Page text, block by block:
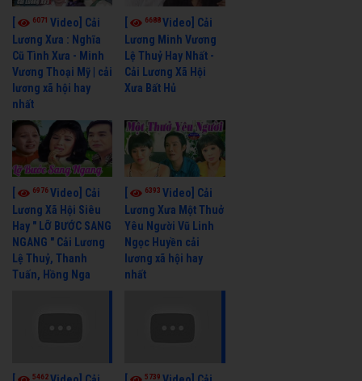
6071 Video] Cải
Lương Xưa : Nghĩa
Cũ Tình Xưa - Minh
Vương Thoại Mỹ | cải
lương xã hội hay
nhất
6688Video] Cải
Lương Minh Vương
Lệ Thuỷ Hay Nhất -
Cải Lương Xã Hội
Xưa Bất Hủ
6976Video] Cải
Lương Xã Hội Siêu
Hay " LỠ BƯỚC SANG
NGANG " Cải Lương
Lệ Thuỷ, Thanh
Tuấn, Hồng Nga
6393Video] Cải
Lương Xưa Một Thuở
Yêu Người Vũ Linh
Ngọc Huyền cải
lương xã hội hay
nhất
5462 5739